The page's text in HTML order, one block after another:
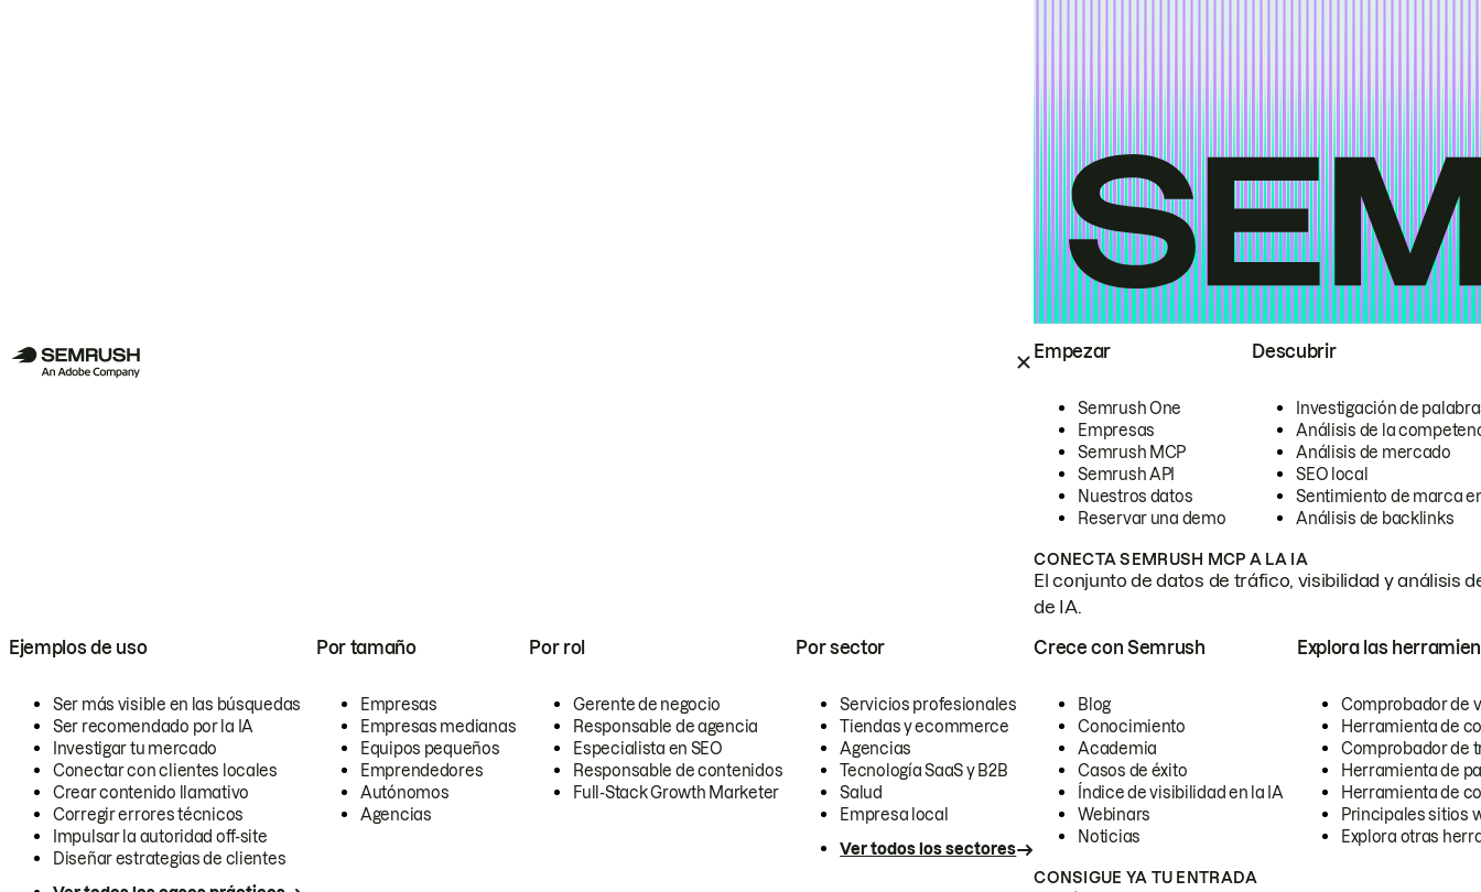
Empezar
Semrush One
Empresas
Semrush MCP
Semrush API
Nuestros datos
Reservar una demo
Descubrir
Investigación de
Análisis de la
Análisis de mercado
SEO local
Sentimiento de marca
Análisis de backlinks
CONECTA SEMRUSH MCP A LA IA
El conjunto de datos de tráfico, visibilidad y análisis
de IA.
Ejemplos de uso
Ser más visible en las búsquedas
Ser recomendado por la IA
Investigar tu mercado
Conectar con clientes locales
Crear contenido llamativo
Corregir errores técnicos
Impulsar la autoridad off-site
Diseñar estrategias de clientes
Por tamaño
Empresas
Empresas medianas
Equipos pequeños
Emprendedores
Autónomos
Agencias
Por rol
Gerente de negocio
Responsable de agencia
Especialista en SEO
Responsable de contenidos
Full-Stack Growth Marketer
Por sector
Servicios profesionales
Tiendas y ecommerce
Agencias
Tecnología SaaS y B2B
Salud
Empresa local
Ver todos los sectores
Crece con Semrush
Blog
Conocimiento
Academia
Casos de éxito
Índice de visibilidad en la IA
Webinars
Noticias
Explora las
Comprobador de
Herramienta de
Comprobador de
Herramienta de
Herramienta de
Principales sitios
Explora otras
CONSIGUE YA TU ENTRADA